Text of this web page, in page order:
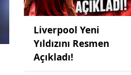
Liverpool Yeni
Yıldızını Resmen
Açıkladı!